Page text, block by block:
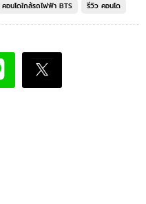
คอนโดใกล้รถไฟฟ้า BTS รีวิว คอนโด